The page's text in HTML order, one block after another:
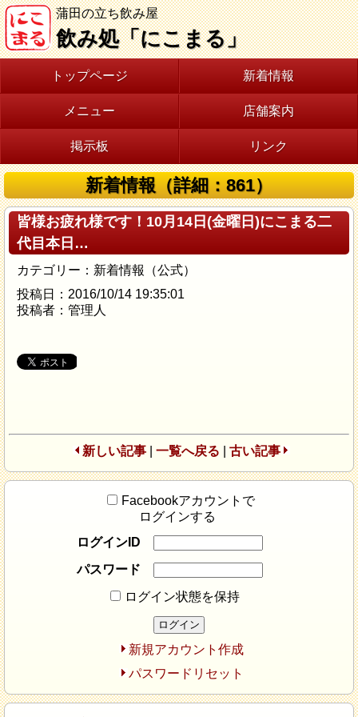
蒲田の立ち飲み屋
飲み処「にこまる」
トップページ 新着情報
メニュー 店舗案内
掲示板 リンク
新着情報（詳細：861）
皆様お疲れ様です！10月14日(金曜日)にこまる二
代目本日…
カテゴリー：新着情報（公式）
投稿日：2016/10/14 19:35:01
投稿者：管理人
新しい記事| 一覧へ戻る 古い記事
Facebookアカウントで
ログインする
ログインID
パスワード
ログイン状態を保持
新規アカウント作成
パスワードリセット